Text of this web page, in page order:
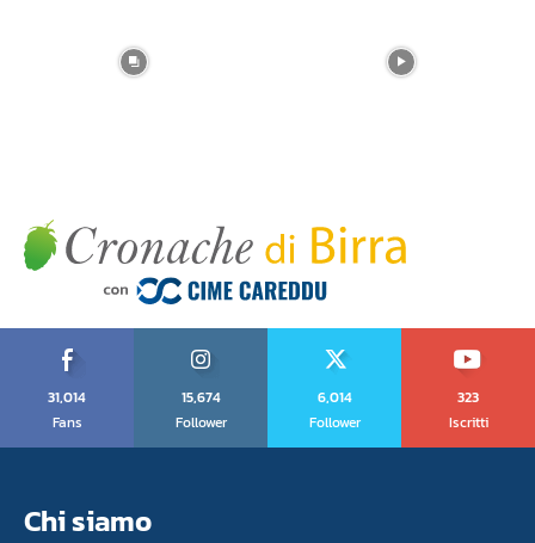
31,014
Fans
15,674
Follower
6,014
Follower
323
Iscritti
Chi siamo